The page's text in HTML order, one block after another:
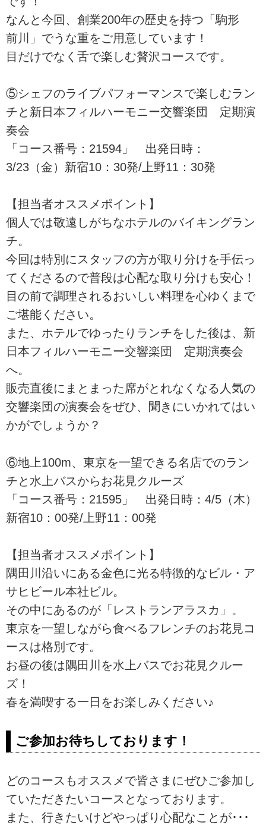
なんと今回、創業200年の歴史を持つ「駒形
前川」でうな重をご用意しています！
目だけでなく舌で楽しむ贅沢コースです。
⑤シェフのライブパフォーマンスで楽しむラン
チと新日本フィルハーモニー交響楽団 定期演
奏会
「コース番号：21594」 出発日時：
3/23（金）新宿10：30発/上野11：30発
【担当者オススメポイント】
個人では敬遠しがちなホテルのバイキングラン
チ。
今回は特別にスタッフの方が取り分けを手伝っ
てくださるので普段は心配な取り分けも安心！
目の前で調理されるおいしい料理を心ゆくまで
ご堪能ください。
また、ホテルでゆったりランチをした後は、新
日本フィルハーモニー交響楽団 定期演奏会
へ。
販売直後にまとまった席がとれなくなる人気の
交響楽団の演奏会をぜひ、聞きにいかれてはい
かがでしょうか？
⑥地上100m、東京を一望できる名店でのラン
チと水上バスからお花見クルーズ
「コース番号：21595」 出発日時：4/5（木）
新宿10：00発/上野11：00発
【担当者オススメポイント】
隅田川沿いにある金色に光る特徴的なビル・ア
サヒビール本社ビル。
その中にあるのが「レストランアラスカ」。
東京を一望しながら食べるフレンチのお花見コ
ースは格別です。
お昼の後は隅田川を水上バスでお花見クルー
ズ！
春を満喫する一日をお楽しみください♪
ご参加お待ちしております！
どのコースもオススメで皆さまにぜひご参加し
ていただきたいコースとなっております。
また、行きたいけどやっぱり心配なことが･･･